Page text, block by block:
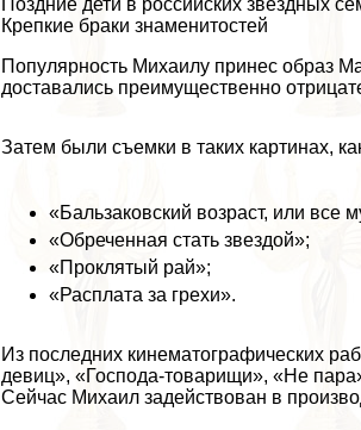
Поздние дети в российских звездных
Крепкие бpaки знаменитостей
Популярность Михаилу принес образ
доставались преимущественно
Затем были съемки в таких картинах,
«Бальзаковский возраст, или все
«Обреченная стать звездой»;
«Проклятый рай»;
«Расплата за грехи».
Из последних кинематографических
дeвиц», «Господа-товарищи», «Не
Сейчас Михаил задействован в